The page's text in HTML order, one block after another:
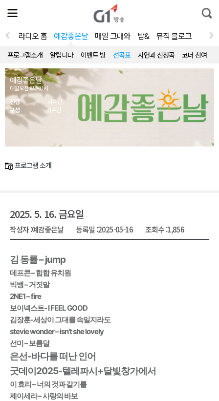
전
체
뉴
열
통
합
라디오 홈 예감좋은날 매일 그대와 밤& 뮤직 블로그
프로그램소개 알립니다 이벤트 방 선곡표 사연과 신청곡 코너 참여
예감좋은날
매일 오전 9시~11시
진행
서수민
구성
서수민
프로그램 소개
2025. 5. 16. 금요일
작성자 :예감좋은날 등록일 :2025-05-16 조회수 :1,856
김 동률 – jump
데프콘 – 힙합 유치원
빅뱅 – 거짓말
2NE1 – fire
보이넥스트- I FEEL GOOD
김장훈-세상이 그대를 속일지라도
stevie wonder – isn’t she lovely
선미 – 보름달
은선-바다를 떠난 인어
굿데이2025-텔레파시+달빛창가에서
이 효리 – 너의 것과 같기를
제이세라 – 사랑의 바보